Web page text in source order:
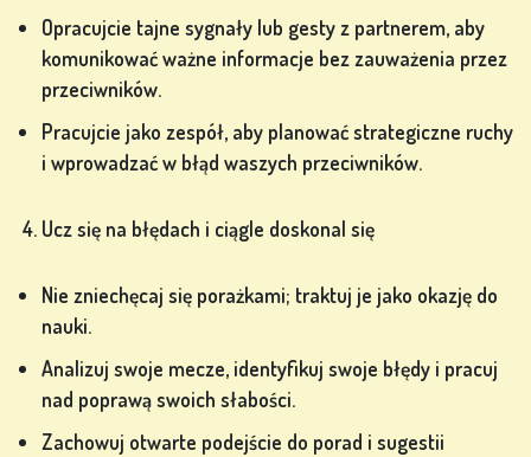
ZALOGUJ
SIĘ
ZMIEŃ
JĘZYK
Opracujcie tajne sygnały lub gesty z partnerem, aby
komunikować ważne informacje bez zauważenia przez
przeciwników.
Pracujcie jako zespół, aby planować strategiczne ruchy
i wprowadzać w błąd waszych przeciwników.
Ucz się na błędach i ciągle doskonal się
Nie zniechęcaj się porażkami; traktuj je jako okazję do
nauki.
Analizuj swoje mecze, identyfikuj swoje błędy i pracuj
nad poprawą swoich słabości.
Zachowuj otwarte podejście do porad i sugestii